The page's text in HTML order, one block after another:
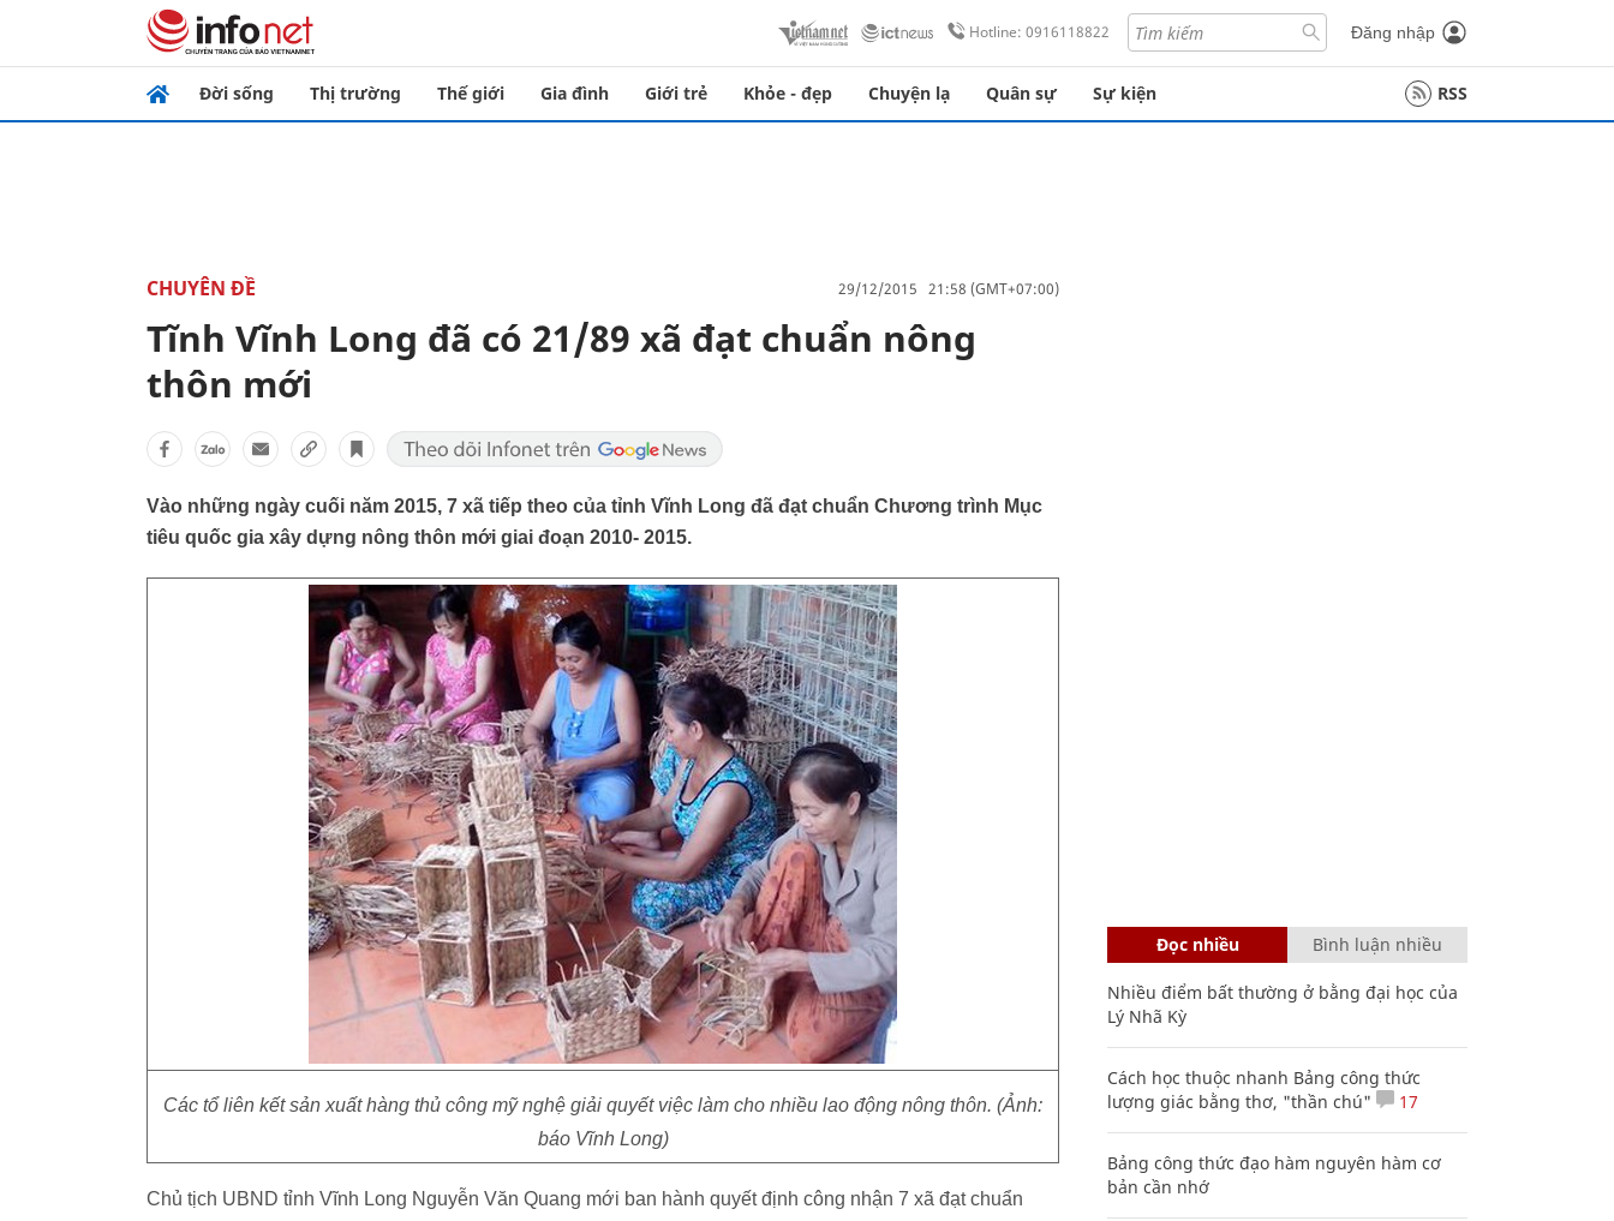
Hotline: 0916118822 Đăng nhập
Đời sống Thị trường Thế giới Gia đình Giới trẻ Khỏe - đẹp Chuyện lạ Quân sự Sự kiện RSS
CHUYÊN ĐỀ 29/12/2015 21:58 (GMT+07:00)
Tĩnh Vĩnh Long đã có 21/89 xã đạt chuẩn nông
thôn mới
Vào những ngày cuối năm 2015, 7 xã tiếp theo của tỉnh Vĩnh Long đã đạt chuẩn Chương trình Mục
tiêu quốc gia xây dựng nông thôn mới giai đoạn 2010- 2015.
Các tổ liên kết sản xuất hàng thủ công mỹ nghệ giải quyết việc làm cho nhiều lao động nông thôn. (Ảnh:
báo Vĩnh Long)
Chủ tịch UBND tỉnh Vĩnh Long Nguyễn Văn Quang mới ban hành quyết định công nhận 7 xã đạt chuẩn
Đọc nhiều Bình luận nhiều
Nhiều điểm bất thường ở bằng đại học của
Lý Nhã Kỳ
Cách học thuộc nhanh Bảng công thức
lượng giác bằng thơ, "thần chú"
17
Bảng công thức đạo hàm nguyên hàm cơ
bản cần nhớ